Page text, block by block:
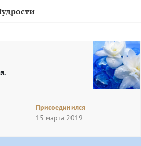
Присоединился
15 марта 2019